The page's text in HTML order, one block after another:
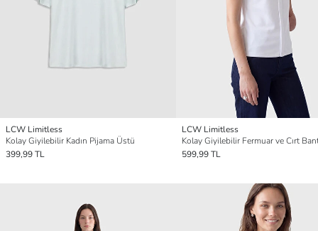
LCW Limitless
Kolay Giyilebilir Kadın Pijama Üstü
399,99 TL
LCW Limitless
Kolay Giyilebilir Fermuar ve Cırt
599,99 TL